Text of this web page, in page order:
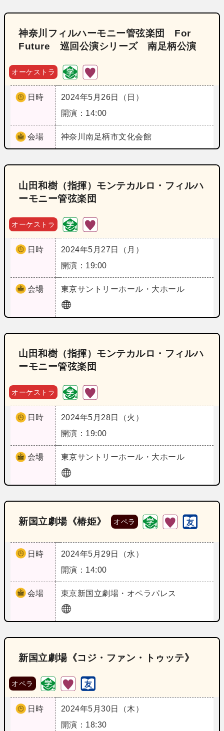
神奈川フィルハーモニー管弦楽団 For
Future 巡回公演シリーズ 南足柄公演
オーケストラ
日時
2024年5月26日（日）
開演：14:00
会場 神奈川南足柄市文化会館
山田和樹（指揮）モンテカルロ・フィルハ
ーモニー管弦楽団
オーケストラ
日時
2024年5月27日（月）
開演：19:00
会場 東京サントリーホール・大ホール
山田和樹（指揮）モンテカルロ・フィルハ
ーモニー管弦楽団
オーケストラ
日時
2024年5月28日（火）
開演：19:00
会場 東京サントリーホール・大ホール
新国立劇場《椿姫》 オペラ
日時
2024年5月29日（水）
開演：14:00
会場 東京新国立劇場・オペラパレス
新国立劇場《コジ・ファン・トゥッテ》
オペラ
日時
2024年5月30日（木）
開演：18:30